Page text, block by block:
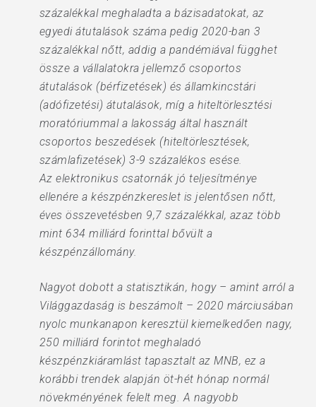
százalékkal meghaladta a bázisadatokat, az
egyedi átutalások száma pedig 2020-ban 3
százalékkal nőtt, addig a pandémiával függhet
össze a vállalatokra jellemző csoportos
átutalások (bérfizetések) és államkincstári
(adófizetési) átutalások, míg a hiteltörlesztési
moratóriummal a lakosság által használt
csoportos beszedések (hiteltörlesztések,
számlafizetések) 3-9 százalékos esése.
Az elektronikus csatornák jó teljesítménye
ellenére a készpénzkereslet is jelentősen nőtt,
éves összevetésben 9,7 százalékkal, azaz több
mint 634 milliárd forinttal bővült a
készpénzállomány.
Nagyot dobott a statisztikán, hogy – amint arról a
Világgazdaság is beszámolt – 2020 márciusában
nyolc munkanapon keresztül kiemelkedően nagy,
250 milliárd forintot meghaladó
készpénzkiáramlást tapasztalt az MNB, ez a
korábbi trendek alapján öt-hét hónap normál
növekményének felelt meg. A nagyobb